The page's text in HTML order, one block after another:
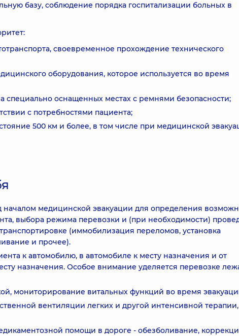
базу, соблюдение порядка госпитализации больных в
своевременное прохождение технического
оборудования, которое используется во время
специально оснащенных местах с ремнями безопасности;
с потребностями пациента;
500 км и более, в том числе при медицинской
медицинской эвакуации для определения
выбора режима перевозки и (при необходимости)
(иммобилизация переломов, установка
и прочее).
к автомобилю, в автомобиле к месту назначения и от
назначения. Особое внимание уделяется перевозке
мониторирование витальных функций во время
вентиляции легких и другой интенсивной
помощи в дороге - обезболивание,